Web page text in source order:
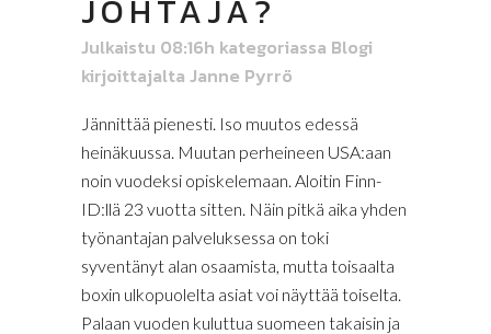
JOHTAJA?
Julkaistu 08:16h kategoriassa Blogi
kirjoittajalta Janne Pyrrö
Jännittää pienesti. Iso muutos edessä
heinäkuussa. Muutan perheineen USA:aan
noin vuodeksi opiskelemaan. Aloitin Finn-
ID:llä 23 vuotta sitten. Näin pitkä aika yhden
työnantajan palveluksessa on toki
syventänyt alan osaamista, mutta toisaalta
boxin ulkopuolelta asiat voi näyttää toiselta.
Palaan vuoden kuluttua suomeen takaisin ja